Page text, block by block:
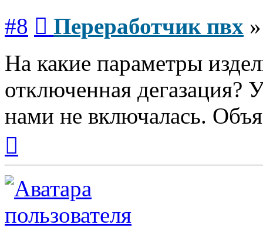
#8 Переработчик пвх
На какие параметры
отключенная дегазация?
нами не включалась.
началу